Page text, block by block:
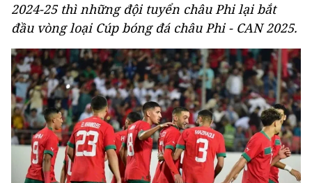
2024-25 thì những đội tuyển châu Phi lại bắt
đầu vòng loại Cúp bóng đá châu Phi - CAN 2025.